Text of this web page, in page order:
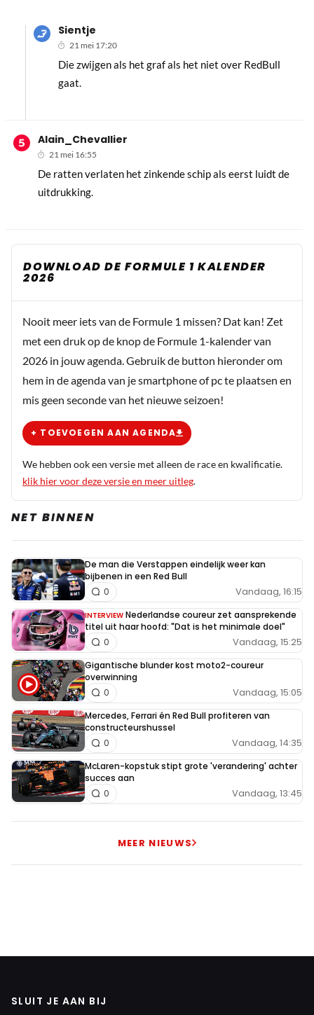
Sientje
21 mei 17:20
Die zwijgen als het graf als het niet over RedBull
gaat.
Alain_Chevallier
21 mei 16:55
De ratten verlaten het zinkende schip als eerst luidt de
uitdrukking.
DOWNLOAD DE FORMULE 1 KALENDER
2026
Nooit meer iets van de Formule 1 missen? Dat kan! Zet
met een druk op de knop de Formule 1-kalender van
2026 in jouw agenda. Gebruik de button hieronder om
hem in de agenda van je smartphone of pc te plaatsen en
mis geen seconde van het nieuwe seizoen!
+ TOEVOEGEN AAN AGENDA
We hebben ook een versie met alleen de race en kwalificatie.
klik hier voor deze versie en meer uitleg.
NET BINNEN
De man die Verstappen eindelijk weer kan
bijbenen in een Red Bull
Vandaag, 16:15
0
INTERVIEW Nederlandse coureur zet aansprekende
titel uit haar hoofd: "Dat is het minimale doel"
Vandaag, 15:25
0
Gigantische blunder kost moto2-coureur
overwinning
Vandaag, 15:05
0
Mercedes, Ferrari én Red Bull profiteren van
constructeurshussel
Vandaag, 14:35
0
McLaren-kopstuk stipt grote 'verandering' achter
succes aan
Vandaag, 13:45
0
MEER NIEUWS
SLUIT JE AAN BIJ